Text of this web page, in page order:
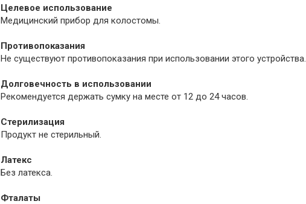
Целевое использование
Медицинский прибор для колостомы.
Противопоказания
Не существуют противопоказания при использовании этого устройства.
Долговечность в использовании
Рекомендуется держать сумку на месте от 12 до 24 часов.
Стерилизация
Продукт не стерильный.
Латекс
Без латекса.
Фталаты